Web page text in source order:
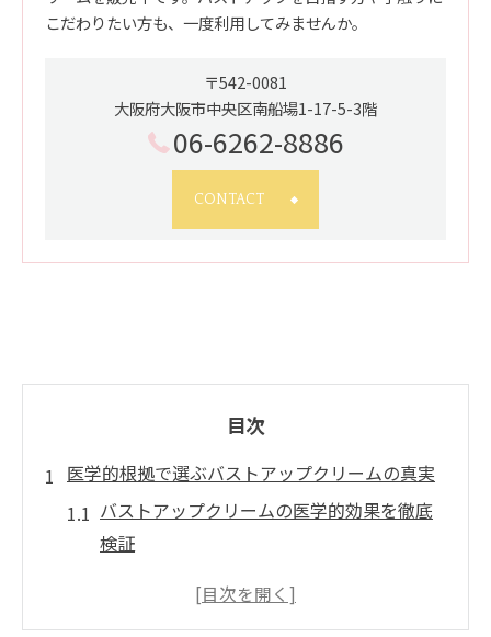
こだわりたい方も、一度利用してみませんか。
〒542-0081
大阪府大阪市中央区南船場1-17-5-3階
06-6262-8886
CONTACT
目次
医学的根拠で選ぶバストアップクリームの真実
バストアップクリームの医学的効果を徹底
検証
バストアップクリームは本当に効果あり？
仕組みと根拠を解説